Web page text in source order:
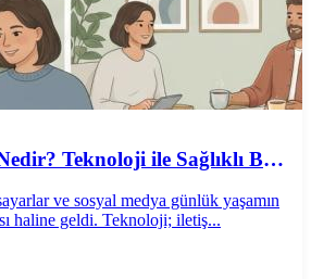
Teknoloji ile Sağlıklı Bir
ve sosyal medya günlük yaşamın
haline geldi. Teknoloji; iletiş...